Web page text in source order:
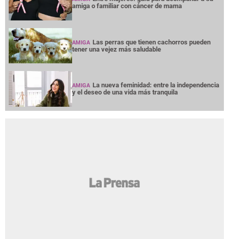
amiga o familiar con cáncer de mama
AMIGA Las perras que tienen cachorros pueden
tener una vejez más saludable
AMIGA La nueva feminidad: entre la independencia
y el deseo de una vida más tranquila